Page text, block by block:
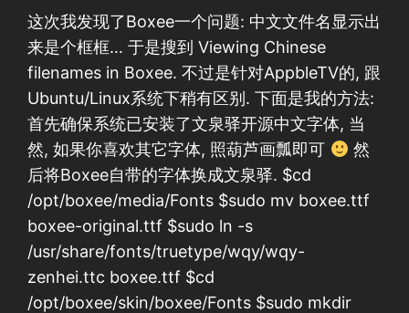
这次我发现了Boxee一个问题: 中文文件名显示出
来是个框框… 于是搜到 Viewing Chinese
filenames in Boxee. 不过是针对AppbleTV的, 跟
Ubuntu/Linux系统下稍有区别. 下面是我的方法:
首先确保系统已安装了文泉驿开源中文字体, 当
然, 如果你喜欢其它字体, 照葫芦画瓢即可
然
后将Boxee自带的字体换成文泉驿. $cd
/opt/boxee/media/Fonts $sudo mv boxee.ttf
boxee-original.ttf $sudo ln -s
/usr/share/fonts/truetype/wqy/wqy-
zenhei.ttc boxee.ttf $cd
/opt/boxee/skin/boxee/Fonts $sudo mkdir